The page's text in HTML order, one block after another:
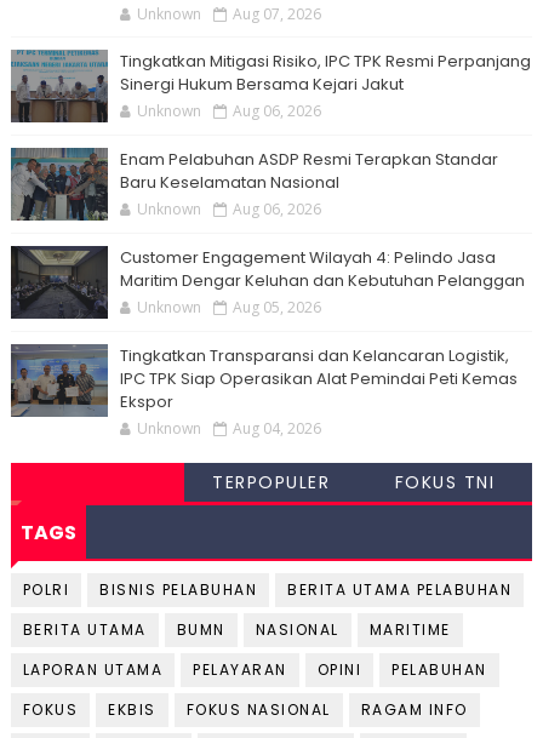
Unknown Aug 07, 2026
Tingkatkan Mitigasi Risiko, IPC TPK Resmi Perpanjang
Sinergi Hukum Bersama Kejari Jakut
Unknown Aug 06, 2026
Enam Pelabuhan ASDP Resmi Terapkan Standar
Baru Keselamatan Nasional
Unknown Aug 06, 2026
Customer Engagement Wilayah 4: Pelindo Jasa
Maritim Dengar Keluhan dan Kebutuhan Pelanggan
Unknown Aug 05, 2026
Tingkatkan Transparansi dan Kelancaran Logistik,
IPC TPK Siap Operasikan Alat Pemindai Peti Kemas
Ekspor
Unknown Aug 04, 2026
TERPOPULER FOKUS TNI
TAGS
POLRI BISNIS PELABUHAN
BERITA UTAMA PELABUHAN
BERITA UTAMA
BUMN NASIONAL
MARITIME
LAPORAN UTAMA
PELAYARAN OPINI
PELABUHAN
FOKUS
EKBIS FOKUS NASIONAL
RAGAM INFO